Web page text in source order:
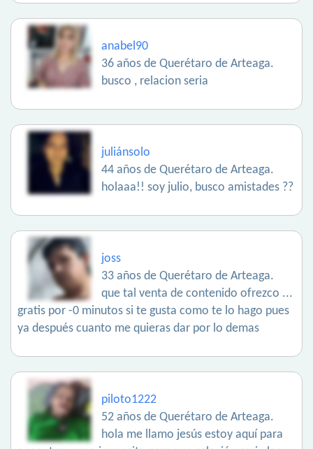
anabel90
36 años de Querétaro de Arteaga.
busco , relacion seria
juliánsolo
44 años de Querétaro de Arteaga.
holaaa!! soy julio, busco amistades ??
joss
33 años de Querétaro de Arteaga.
que tal venta de contenido ofrezco ...
gratis por -0 minutos si te gusta como te lo hago pues
ya después cuanto me quieras dar por lo demas
piloto1222
52 años de Querétaro de Arteaga.
hola me llamo jesús estoy aquí para